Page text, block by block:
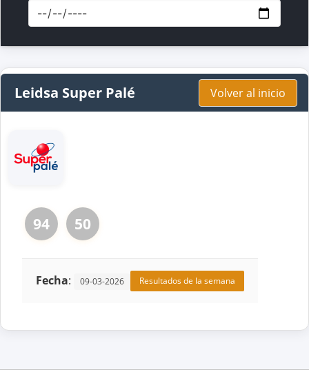
Leidsa Super Palé Volver al inicio
94 50
Fecha: 09-03-2026 Resultados de la semana